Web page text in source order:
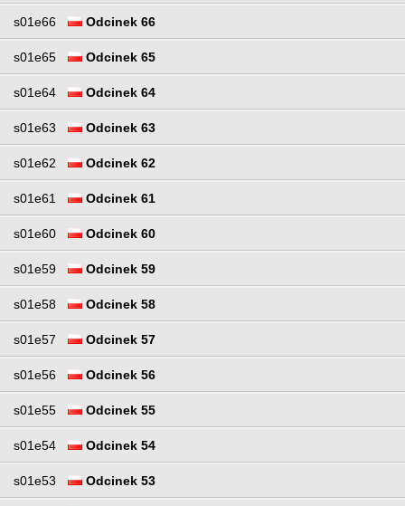
s01e66 Odcinek 66
s01e65 Odcinek 65
s01e64 Odcinek 64
s01e63 Odcinek 63
s01e62 Odcinek 62
s01e61 Odcinek 61
s01e60 Odcinek 60
s01e59 Odcinek 59
s01e58 Odcinek 58
s01e57 Odcinek 57
s01e56 Odcinek 56
s01e55 Odcinek 55
s01e54 Odcinek 54
s01e53 Odcinek 53